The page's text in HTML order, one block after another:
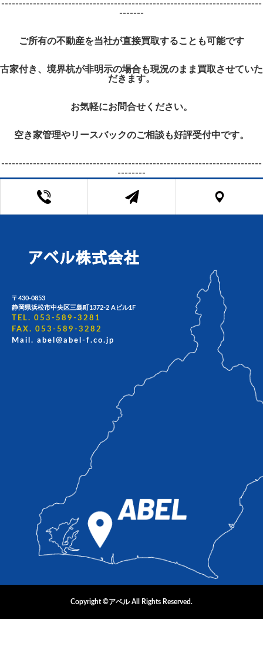
--------------------------------------------------------------------------
-------
ご所有の不動産を当社が直接買取することも可能です
古家付き、境界杭が非明示の場合も現況のまま買取させていた
だきます。
お気軽にお問合せください。
空き家管理やリースバックのご相談も好評受付中です。
--------------------------------------------------------------------------
--------
〒430-0853
静岡県浜松市中央区三島町1372-2 Aビル1F
TEL. 053-589-3281
FAX. 053-589-3282
Mail. abel@abel-f.co.jp
Copyright ©アベル All Rights Reserved.